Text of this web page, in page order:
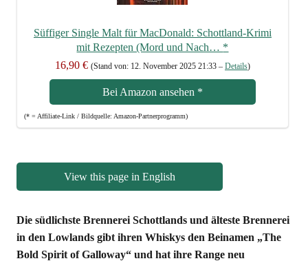
Süf­fi­ger Sin­gle Malt für Mac­Do­nald: Schott­land-Kri­mi
mit Rezep­ten (Mord und Nach… *
16,90 € (Stand von: 12. Novem­ber 2025 21:33 – Details)
Bei Ama­zon anse­hen *
(* = Affi­lia­te-Link / Bild­quel­le: Amazon-Partnerprogramm)
View this page in English
Die süd­lichs­te Bren­ne­rei Schott­lands und ältes­te Bren­ne­rei
in den Low­lands gibt ihren Whis­kys den Bei­na­men „The
Bold Spi­rit of Gal­lo­way“ und hat ihre Ran­ge neu